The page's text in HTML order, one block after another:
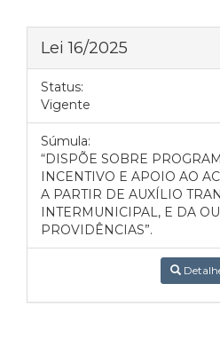
Lei 16/2025
Status:
Vigente
Súmula:
“DISPÕE SOBRE
INCENTIVO E APOIO AO
A PARTIR DE AUXÍLIO
INTERMUNICIPAL, E DA
PROVIDÊNCIAS”.